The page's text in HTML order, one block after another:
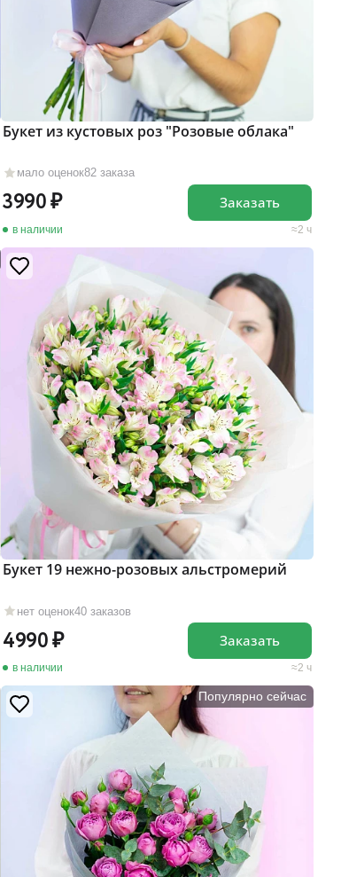
мало оценок82 заказа
Букет из кустовых роз "Розовые облака"
3990
в наличии 2 ч
Заказать
нет оценок40 заказов
Букет 19 нежно-розовых альстромерий
4990
в наличии 2 ч
Заказать
Популярно сейчас